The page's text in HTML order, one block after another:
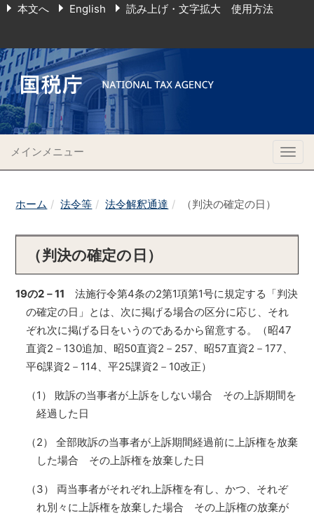
本文へ English 読み上げ・文字拡大 使用方法
メインメニュー
ホーム 法令等 法令解釈通達 （判決の確定の日）
（判決の確定の日）
19の2－11法施行令第4条の2第1項第1号に規定する「判決
の確定の日」とは、次に掲げる場合の区分に応じ、それ
ぞれ次に掲げる日をいうのであるから留意する。（昭47
直資2－130追加、昭50直資2－257、昭57直資2－177、
平6課資2－114、平25課資2－10改正）
（1） 敗訴の当事者が上訴をしない場合 その上訴期間を
経過した日
（2） 全部敗訴の当事者が上訴期間経過前に上訴権を放棄
した場合 その上訴権を放棄した日
（3） 両当事者がそれぞれ上訴権を有し、かつ、それぞ
れ別々に上訴権を放棄した場合 その上訴権の放棄が